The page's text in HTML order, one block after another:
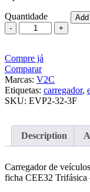
Quantidade
EVP2-
32-
quantity
Compre já
Comparar
Marcas: V2C
Etiquetas: carregador,
SKU: EVP2-32-3F
Description
Carregador de
ficha CEE32